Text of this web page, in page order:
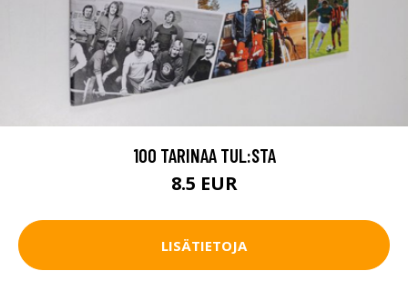
100 TARINAA TUL:STA
8.5 EUR
LISÄTIETOJA